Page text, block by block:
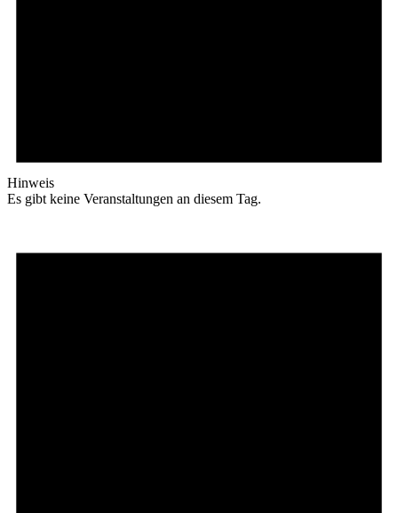
Hinweis
Es gibt keine Veranstaltungen an diesem Tag.